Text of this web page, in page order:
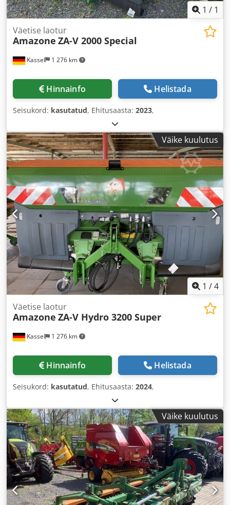
1 / 1
Kassel 1 276 km
Väetise laotur
Amazone ZA-V 2000 Special
Hinnainfo Helistada
Seisukord: kasutatud, Ehitusaasta: 2023,
Väike kuulutus
1 /4
Kassel 1 276 km
Väetise laotur
Amazone ZA-V Hydro 3200 Super
Hinnainfo Helistada
Seisukord: kasutatud, Ehitusaasta: 2024,
Väike kuulutus